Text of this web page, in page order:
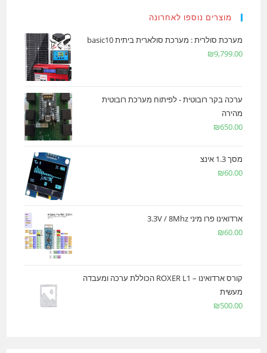
מוצרים נוספו לאחרונה
מערכת סולרית : מערכת סולארית ביתית basic10
₪9,799.00
ערכה בקר רובוטית - לפיתוח מערכת רובוטית
מהירה
₪650.00
מסך 1.3 אינצ
₪60.00
ארדואינו פרו מיני 3.3V / 8Mhz
₪60.00
קורס ארדואינו – ROXER L1 הכוללת ערכה ומעבדה
מעשית
₪500.00